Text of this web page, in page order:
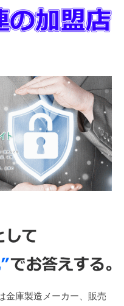
金庫製造メーカー、販売